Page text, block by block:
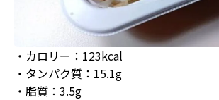
・カロリー：123kcal
・タンパク質：15.1g
・脂質：3.5g